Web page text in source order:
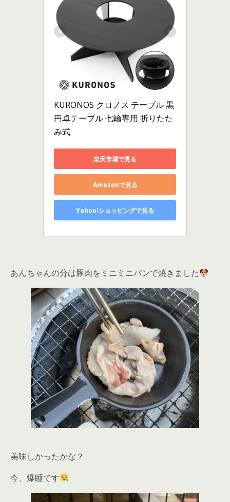
KURONOS クロノス テーブル 黒
円卓テーブル 七輪専用 折りたた
み式
楽天市場で見る
Amazonで見る
Yahoo!ショッピングで見る
あんちゃんの分は豚肉をミニミニパンで焼きました
美味しかったかな？
今、爆睡です